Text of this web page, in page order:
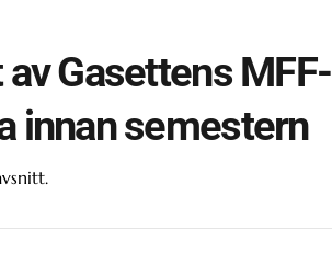
Gasettens MFF-
innan semestern